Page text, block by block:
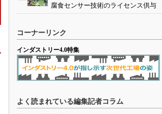
腐食センサー技術のライセンス供与
コーナーリンク
インダストリー4.0特集
よく読まれている編集記者コラム